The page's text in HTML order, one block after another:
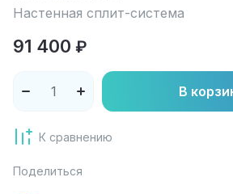
Настенная сплит-система
91 400 ₽
В
К сравнению
Поделиться